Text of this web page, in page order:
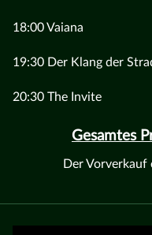
18:00 Vaiana
19:30 Der Klang der
20:30 The Invite
Gesamtes
Der